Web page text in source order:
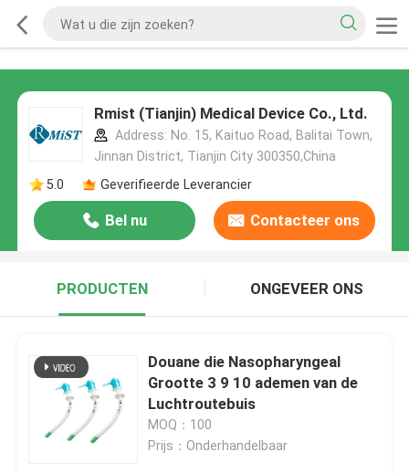
Rmist (Tianjin) Medical Device Co., Ltd.
Address: No. 15, Kaituo Road, Balitai Town,
Jinnan District, Tianjin City 300350,China
5.0
Geverifieerde Leverancier
Bel nu Contacteer ons
PRODUCTEN ONGEVEER ONS
Douane die Nasopharyngeal
Grootte 3 9 10 ademen van de
Luchtroutebuis
MOQ：100
Prijs：Onderhandelbaar